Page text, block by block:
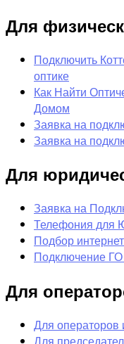
Для
Подключить
оптике
Как Найти
Домом
Заявка на
Заявка на
Для
Заявка на
Телефония для
Подбор
Подключение
Для
Для операторов